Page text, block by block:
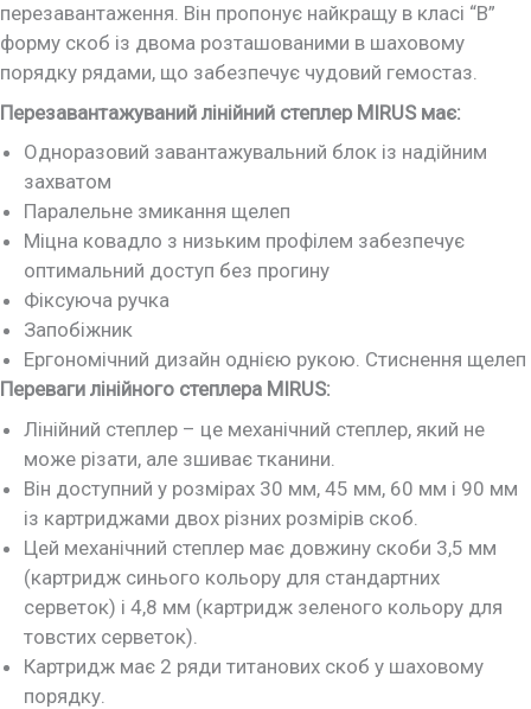
перезавантаження. Він пропонує найкращу в класі “B”
форму скоб із двома розташованими в шаховому
порядку рядами, що забезпечує чудовий гемостаз.
Перезавантажуваний лінійний степлер MIRUS має:
Одноразовий завантажувальний блок із надійним
захватом
Паралельне змикання щелеп
Міцна ковадло з низьким профілем забезпечує
оптимальний доступ без прогину
Фіксуюча ручка
Запобіжник
Ергономічний дизайн однією рукою. Стиснення щелеп
Переваги лінійного степлера MIRUS:
Лінійний степлер – це механічний степлер, який не
може різати, але зшиває тканини.
Він доступний у розмірах 30 мм, 45 мм, 60 мм і 90 мм
із картриджами двох різних розмірів скоб.
Цей механічний степлер має довжину скоби 3,5 мм
(картридж синього кольору для стандартних
серветок) і 4,8 мм (картридж зеленого кольору для
товстих серветок).
Картридж має 2 ряди титанових скоб у шаховому
порядку.